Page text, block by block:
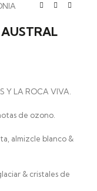
Y LA ROCA VIVA.
de ozono.
almizcle blanco &
& cristales de